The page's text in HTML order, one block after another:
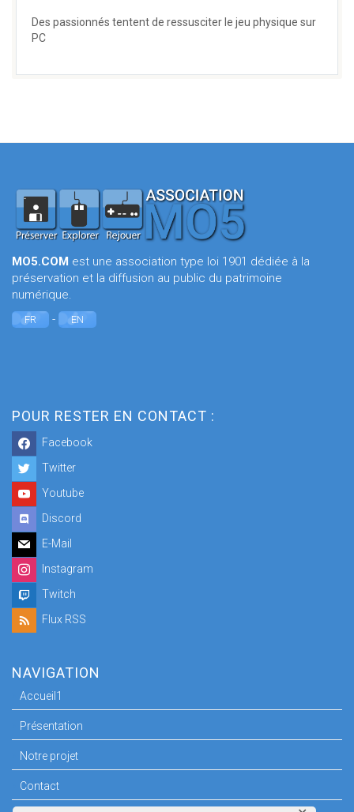
Des passionnés tentent de ressusciter le jeu physique sur
PC
MO5.COM est une association type loi 1901 dédiée à la
préservation et la diffusion au public du patrimoine
numérique.
FR - EN
POUR RESTER EN CONTACT :
Facebook
Twitter
Youtube
Discord
E-Mail
Instagram
Twitch
Flux RSS
NAVIGATION
Accueil1
Présentation
Notre projet
Contact